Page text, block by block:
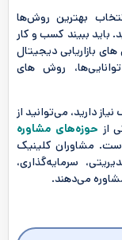
بهترین روش‌ها
باید ببیند کسب و کار
بازاریابی دیجیتال
روش های
دارید، می‌توانید از
از حوزه‌های مشاوره
مشاوران کلینیک
سرمایه‌گذاری،
می‌دهند.